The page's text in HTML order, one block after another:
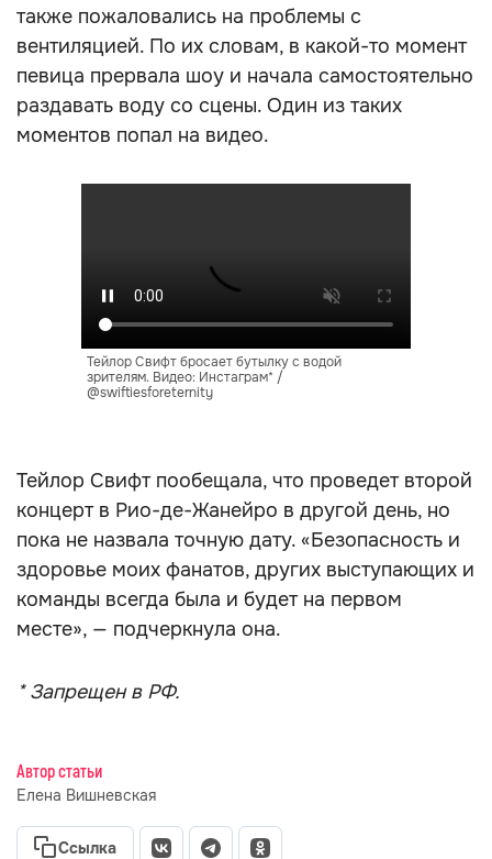
также пожаловались на проблемы с
вентиляцией. По их словам, в какой-то момент
певица прервала шоу и начала самостоятельно
раздавать воду со сцены. Один из таких
моментов попал на видео.
Тейлор Свифт бросает бутылку с водой
зрителям. Видео: Инстаграм* /
@swiftiesforeternity
Тейлор Свифт пообещала, что проведет второй
концерт в Рио-де-Жанейро в другой день, но
пока не назвала точную дату. «Безопасность и
здоровье моих фанатов, других выступающих и
команды всегда была и будет на первом
месте», — подчеркнула она.
* Запрещен в РФ.
Автор статьи
Елена Вишневская
Ссылка